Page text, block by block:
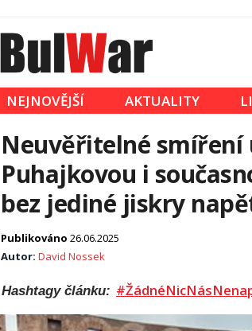
NEJNOVĚJŠÍ AKTUALITY
Neuvěřitelné smíření
Puhajkovou i
bez jediné jiskry
Publikováno 26.06.2025
Autor: David Nossek
Hashtagy článku: